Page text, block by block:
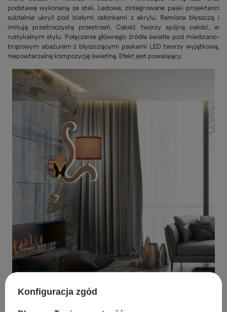
podstawę wykonaną ze stali. Ledowe, zintegrowane paski projektanci
subtelnie ukryli pod białymi osłonkami z akrylu. Ramiona błyszczą i
imitują przeźroczystą przestrzeń. Całość tworzy spójną całość, w
rustykalnym stylu. Połączenie głównego źródła światła pod miedziano-
brązowym abażurem z błyszczącymi paskami LED tworzy wyjątkową,
niepowtarzalną kompozycję świetlną. Efekt jest powalający.
Konfiguracja zgód